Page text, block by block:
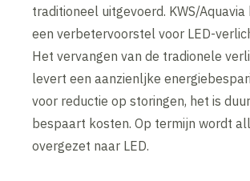
traditioneel uitgevoerd. KWS/
een verbetervoorstel voor LED-
Het vervangen van de tradionele
levert een aanzienljke
voor reductie op storingen, het is
bespaart kosten. Op termijn wordt
overgezet naar LED.